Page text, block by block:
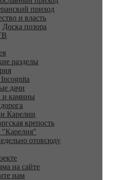
приход
и власть
Доска позора
разделы
дачи
и камины
Карелии
крепость
отовсюду
на сайте
нам